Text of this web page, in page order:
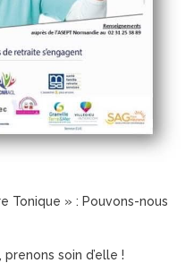
Tonique » : Pouvons-nous
soin d’elle !